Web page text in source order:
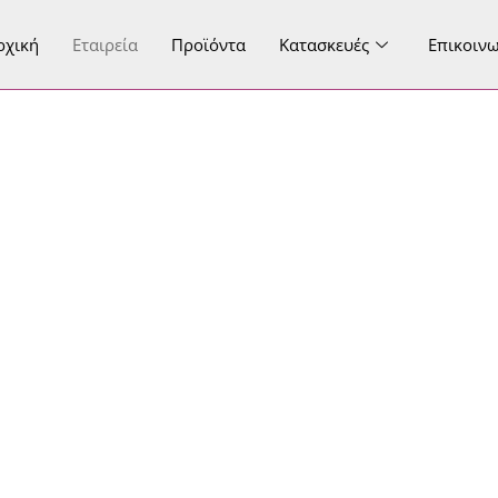
Εταιρεία Προϊόντα Κατασκευές